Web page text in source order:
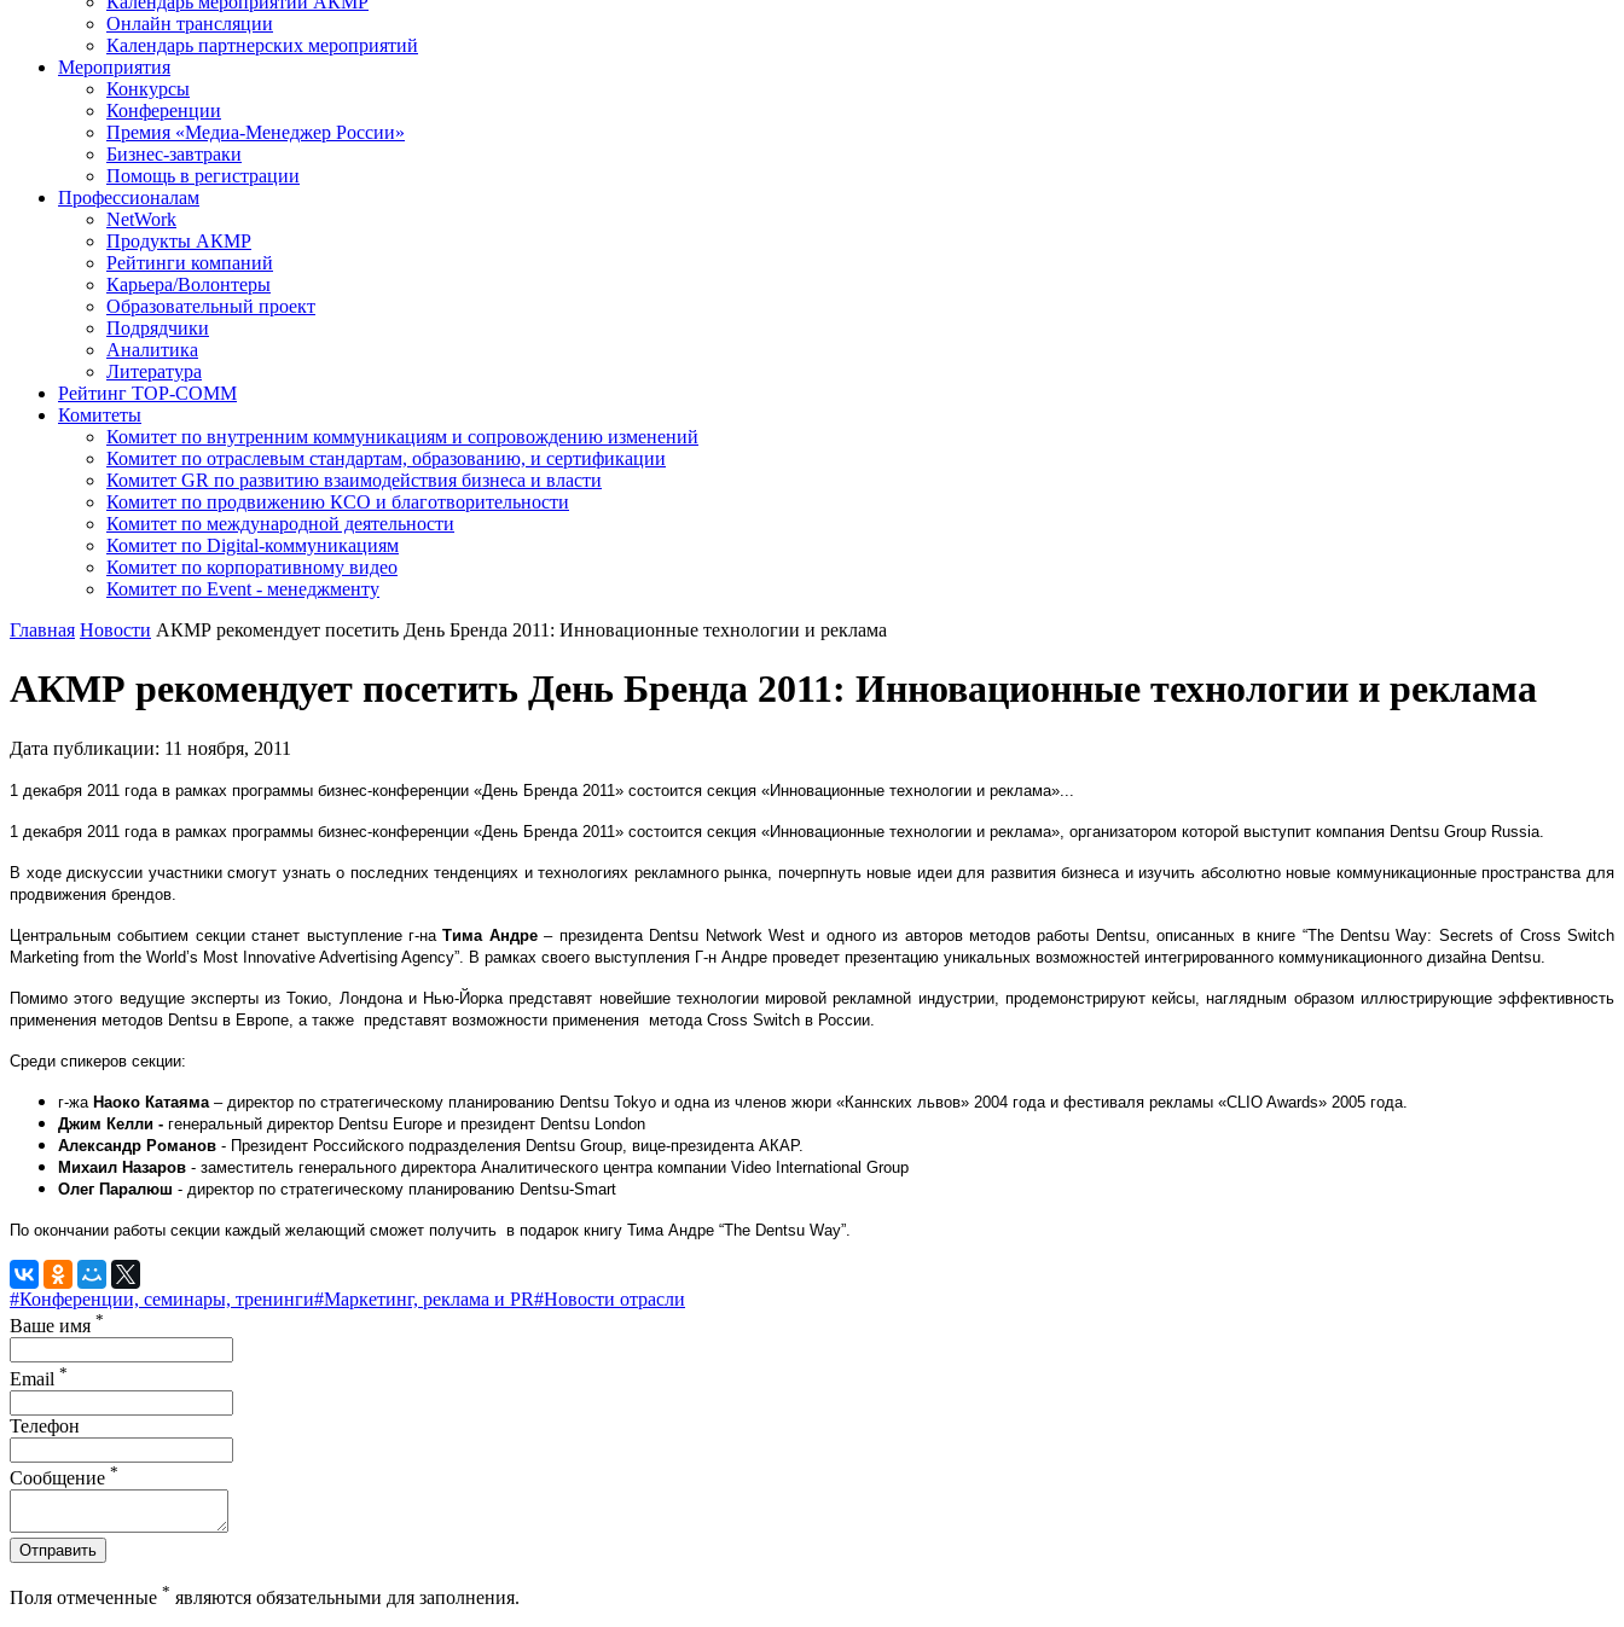
Онлайн трансляции
Календарь партнерских мероприятий
Мероприятия
Конкурсы
Конференции
Премия «Медиа-Менеджер России»
Бизнес-завтраки
Помощь в регистрации
Профессионалам
NetWork
Продукты АКМР
Рейтинги компаний
Карьера/Волонтеры
Образовательный проект
Подрядчики
Аналитика
Литература
Рейтинг TOP-COMM
Комитеты
Комитет по внутренним коммуникациям и сопровождению изменений
Комитет по отраслевым стандартам, образованию, и сертификации
Комитет GR по развитию взаимодействия бизнеса и власти
Комитет по продвижению КСО и благотворительности
Комитет по международной деятельности
Комитет по Digital-коммуникациям
Комитет по корпоративному видео
Комитет по Event - менеджменту
Главная Новости АКМР рекомендует посетить День Бренда 2011: Инновационные технологии и реклама
АКМР рекомендует посетить День Бренда 2011: Инновационные технологии и реклама
Дата публикации: 11 ноября, 2011
1 декабря 2011 года в рамках программы бизнес-конференции «День Бренда 2011» состоится секция «Инновационные технологии и реклама»...
1 декабря 2011 года в рамках программы бизнес-конференции «День Бренда 2011» состоится секция «Инновационные технологии и реклама», организатором которой выступит компания Dentsu Group Russia.
В ходе дискуссии участники смогут узнать о последних тенденциях и технологиях рекламного рынка, почерпнуть новые идеи для развития бизнеса и изучить абсолютно новые коммуникационные пространства для
продвижения брендов.
Центральным событием секции станет выступление г-наТима Андре– президента Dentsu Network West и одного из авторов методов работы Dentsu, описанных в книге “The Dentsu Way: Secrets of Cross Switch
Marketing from the World’s Most Innovative Advertising Agency”. В рамках своего выступления Г-н Андре проведет презентацию уникальных возможностей интегрированного коммуникационного дизайна Dentsu.
Помимо этого ведущие эксперты из Токио, Лондона и Нью-Йорка представят новейшие технологии мировой рекламной индустрии, продемонстрируют кейсы, наглядным образом иллюстрирующие эффективность
применения методов Dentsu в Европе, а также представят возможности применения метода Cross Switch в России.
Среди спикеров секции:
г-жа Наоко Катаяма – директор по стратегическому планированию Dentsu Tokyo и одна из членов жюри «Каннских львов» 2004 года и фестиваля рекламы «CLIO Awards» 2005 года.
Джим Келли - генеральный директор Dentsu Europe и президент Dentsu London
Александр Романов - Президент Российского подразделения Dentsu Group, вице-президента АКАР.
Михаил Назаров - заместитель генерального директора Аналитического центра компании Video International Group
Олег Паралюш - директор по стратегическому планированию Dentsu-Smart
По окончании работы секции каждый желающий сможет получить в подарок книгу Тима Андре “The Dentsu Way”.
#Конференции, семинары, тренинги#Маркетинг, реклама и PR#Новости отрасли
Ваше имя *
Email *
Телефон
Сообщение *
Отправить
Поля отмеченные * являются обязательными для заполнения.